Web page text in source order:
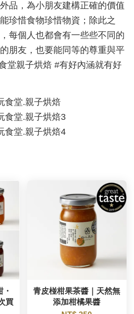
品，為小朋友建構正確的價值
珍惜食物珍惜物資；除此之
每個人也都會有一些些不同的
朋友，也要能同等的尊重與平
堂親子烘焙 #有好內涵就有好
買
青皮椪柑果茶醬｜天然無
添加柑橘果醬